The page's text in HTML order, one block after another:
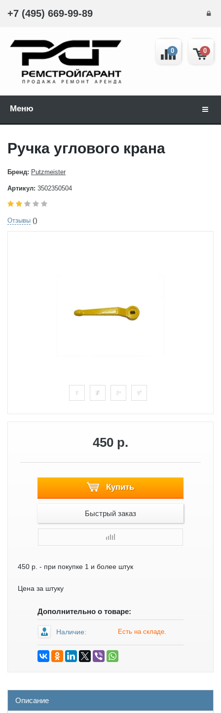
+7 (495) 669-99-89
0
0
Меню
Ручка углового крана
Бренд: Putzmeister
Артикул: 3502350504
Отзывы ()
450 р.
Купить
Быстрый заказ
450 р. - при покупке 1 и более штук
Цена за штуку
Дополнительно о товаре:
Наличие: Есть на складе.
Описание